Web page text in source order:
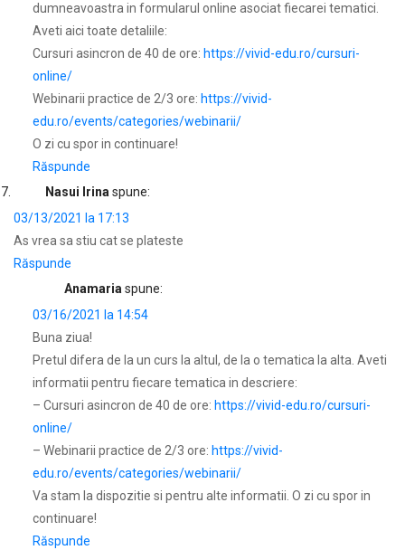
dumneavoastra in formularul online asociat fiecarei tematici.
Aveti aici toate detaliile:
Cursuri asincron de 40 de ore: https://vivid-edu.ro/cursuri-
online/
Webinarii practice de 2/3 ore: https://vivid-
edu.ro/events/categories/webinarii/
O zi cu spor in continuare!
Răspunde
Nasui Irina spune:
03/13/2021 la 17:13
As vrea sa stiu cat se plateste
Răspunde
Anamaria spune:
03/16/2021 la 14:54
Buna ziua!
Pretul difera de la un curs la altul, de la o tematica la alta. Aveti
informatii pentru fiecare tematica in descriere:
– Cursuri asincron de 40 de ore: https://vivid-edu.ro/cursuri-
online/
– Webinarii practice de 2/3 ore: https://vivid-
edu.ro/events/categories/webinarii/
Va stam la dispozitie si pentru alte informatii. O zi cu spor in
continuare!
Răspunde